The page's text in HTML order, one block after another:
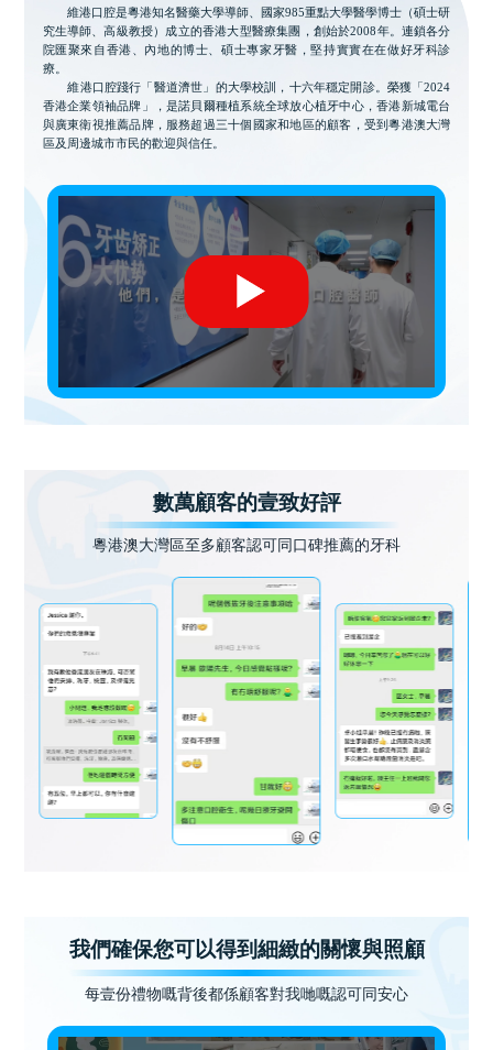
維港口腔是粵港知名醫藥大學導師、國家985重點大學醫學博士（碩士研
究生導師、高級教授）成立的香港大型醫療集團，創始於2008年。連鎖各分
院匯聚來自香港、內地的博士、碩士專家牙醫，堅持實實在在做好牙科診
療。
維港口腔踐行「醫道濟世」的大學校訓，十六年穩定開診。榮獲「2024
香港企業領袖品牌」，是諾貝爾種植系統全球放心植牙中心，香港新城電台
與廣東衛視推薦品牌，服務超過三十個國家和地區的顧客，受到粵港澳大灣
區及周邊城市市民的歡迎與信任。
數萬顧客的壹致好評
粵港澳大灣區至多顧客認可同口碑推薦的牙科
我們確保您可以得到細緻的關懷與照顧
每壹份禮物嘅背後都係顧客對我哋嘅認可同安心